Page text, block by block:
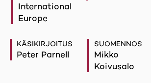
International
Europe
KÄSIKIRJOITUS
Peter Parnell
SUOMENNOS
Mikko
Koivusalo